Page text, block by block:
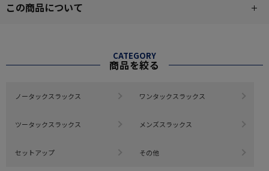
この商品について
CATEGORY
商品を絞る
ノータックスラックス ワンタックスラックス
ツータックスラックス メンズスラックス
セットアップ その他